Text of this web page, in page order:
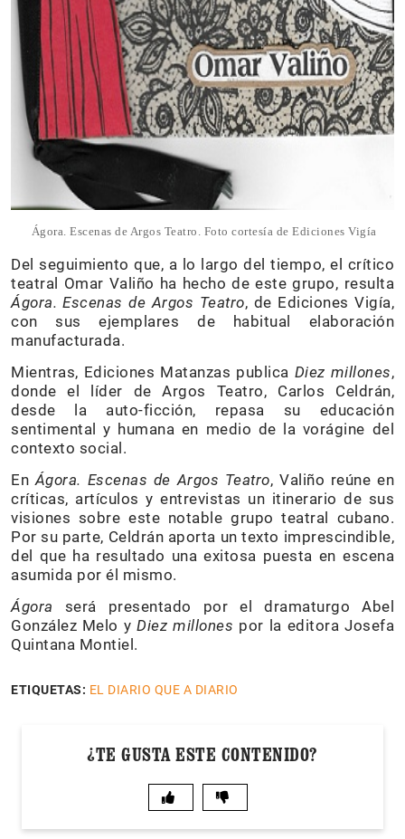
Ágora. Escenas de Argos Teatro. Foto cortesía de Ediciones Vigía
Del seguimiento que, a lo largo del tiempo, el crítico
teatral Omar Valiño ha hecho de este grupo, resulta
Ágora. Escenas de Argos Teatro, de Ediciones Vigía,
con sus ejemplares de habitual elaboración
manufacturada.
Mientras, Ediciones Matanzas publica Diez millones,
donde el líder de Argos Teatro, Carlos Celdrán,
desde la auto-ficción, repasa su educación
sentimental y humana en medio de la vorágine del
contexto social.
EnÁgora. Escenas de Argos Teatro, Valiño reúne en
críticas, artículos y entrevistas un itinerario de sus
visiones sobre este notable grupo teatral cubano.
Por su parte, Celdrán aporta un texto imprescindible,
del que ha resultado una exitosa puesta en escena
asumida por él mismo.
Ágora será presentado por el dramaturgo Abel
González Melo yDiez millones por la editora Josefa
Quintana Montiel.
ETIQUETAS: EL DIARIO QUE A DIARIO
¿TE GUSTA ESTE CONTENIDO?